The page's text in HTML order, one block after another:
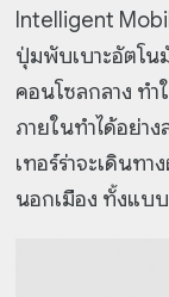
Intelligent
ปุ่มพับเบาะอัตโ
คอนโซลกลาง ท
ภายในทำได้อย่า
เทอร์ร่าจะเดินทา
นอกเมือง ทั้งแบ